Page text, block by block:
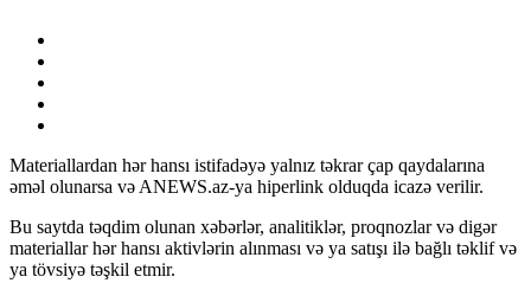
Materiallardan hər hansı istifadəyə yalnız təkrar çap qaydalarına
əməl olunarsa və ANEWS.az-ya hiperlink olduqda icazə verilir.
Bu saytda təqdim olunan xəbərlər, analitiklər, proqnozlar və digər
materiallar hər hansı aktivlərin alınması və ya satışı ilə bağlı təklif və
ya tövsiyə təşkil etmir.